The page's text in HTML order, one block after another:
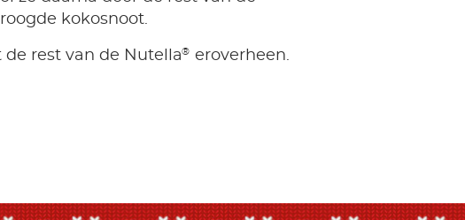
kokosnoot.
de rest van de Nutella® eroverheen.